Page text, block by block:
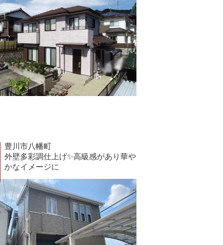
豊川市八幡町
外壁多彩調仕上げ✨高級感があり華や
かなイメージに